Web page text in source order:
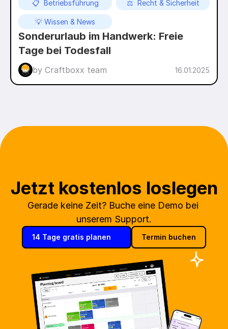
📋  Betriebsführung ⚖️  Recht & Sicherheit
💡 Wissen & News
Sonderurlaub im Handwerk: Freie
Tage bei Todesfall
by Craftboxx team 16.01.2025
Jetzt kostenlos loslegen
Gerade keine Zeit? Buche eine Demo bei
unserem Support.
14 Tage gratis planen Termin buchen